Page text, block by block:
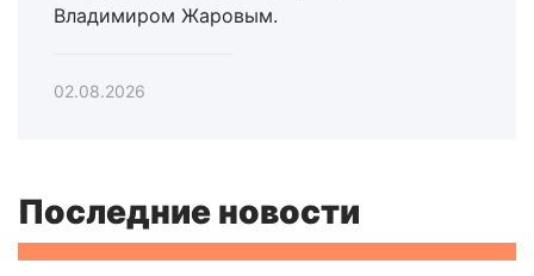
Владимиром Жаровым.
02.08.2026
Последние новости